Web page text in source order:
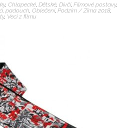
, Chlapecké Dětské Dívčí, Filmové postavy,
padouch Oblečení, Podzim / Zima 2018,
, Veci z filmu